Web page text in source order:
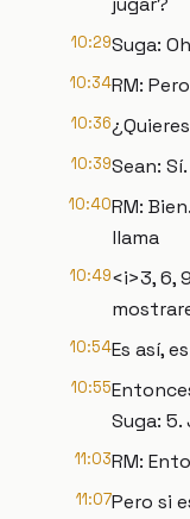
10:29Suga:
10:34RM:
10:36
10:39Sean:
10:40RM:
llama
10:49<i>3, 6,
10:54Es así,
10:55
Suga: 5.
11:03RM:
11:07Pero si